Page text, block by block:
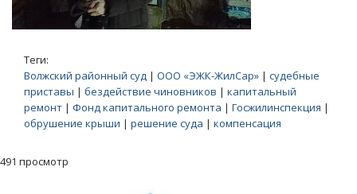
Теги:
Волжский районный суд | ООО «ЭЖК-ЖилСар» | судебные
приставы | бездействие чиновников | капитальный
ремонт | Фонд капитального ремонта | Госжилинспекция |
обрушение крыши | решение суда | компенсация
491 просмотр